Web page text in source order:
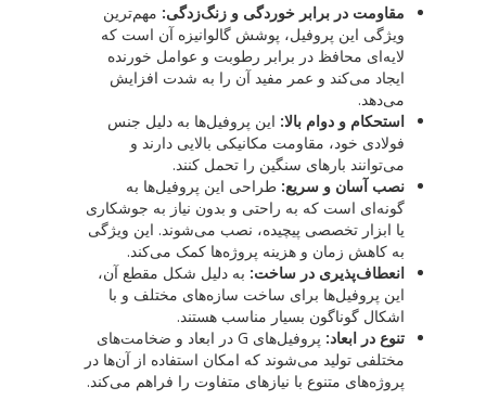
مقاومت در برابر خوردگی و زنگ‌زدگی: مهم‌ترین
ویژگی این پروفیل، پوشش گالوانیزه آن است که
لایه‌ای محافظ در برابر رطوبت و عوامل خورنده
ایجاد می‌کند و عمر مفید آن را به شدت افزایش
می‌دهد.
استحکام و دوام بالا: این پروفیل‌ها به دلیل جنس
فولادی خود، مقاومت مکانیکی بالایی دارند و
می‌توانند بارهای سنگین را تحمل کنند.
نصب آسان و سریع: طراحی این پروفیل‌ها به
گونه‌ای است که به راحتی و بدون نیاز به جوشکاری
یا ابزار تخصصی پیچیده، نصب می‌شوند. این ویژگی
به کاهش زمان و هزینه پروژه‌ها کمک می‌کند.
انعطاف‌پذیری در ساخت: به دلیل شکل مقطع آن،
این پروفیل‌ها برای ساخت سازه‌های مختلف و با
اشکال گوناگون بسیار مناسب هستند.
تنوع در ابعاد:
پروفیل‌های G در ابعاد و ضخامت‌های
مختلفی تولید می‌شوند که امکان استفاده از آن‌ها در
پروژه‌های متنوع با نیازهای متفاوت را فراهم می‌کند.